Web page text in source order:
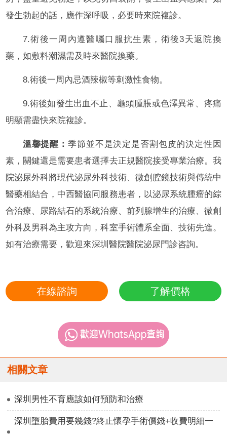
發生勃起的話，應作深呼吸，必要時來院複診。
7.術後一周內遵醫囑口服抗生素，術後3天返院換
藥，如敷料潮濕需及時來醫院換藥。
8.術後一周內忌酒辣椒等刺激性食物。
9.術後如發生出血不止、龜頭腫脹或色澤異常、疼痛
明顯需盡快來院複診。
溫馨提醒：季節並不是決定是否割包皮的決定性因
素，關鍵還是需要患者選擇去正規醫院接受專業治療。我
院泌尿外科將現代泌尿外科技術、微創腔鏡技術與傳統中
醫藥相結合，中西醫協同服務患者，以泌尿系統腫瘤的綜
合治療、尿路結石的系統治療、前列腺增生的治療、微創
外科及男科為主攻方向，科室手術體系全面、技術先進。
如有治療需要，歡迎來深圳醫院醫院泌尿門診咨詢。
在線諮詢 了解價格
相關文章
深圳男性不育應該如何預防和治療
深圳墮胎費用要幾錢?終止懷孕手術價錢+收費明細一